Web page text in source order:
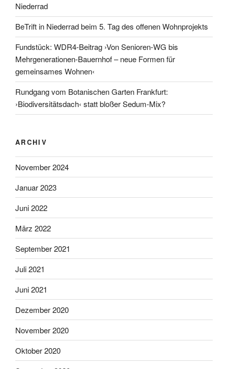
Niederrad
BeTrift in Niederrad beim 5. Tag des offenen Wohnprojekts
Fundstück: WDR4-Beitrag ›Von Senioren-WG bis
Mehrgenerationen-Bauernhof – neue Formen für
gemeinsames Wohnen‹
Rundgang vom Botanischen Garten Frankfurt:
›Biodiversitätsdach‹ statt bloßer Sedum-Mix?
ARCHIV
November 2024
Januar 2023
Juni 2022
März 2022
September 2021
Juli 2021
Juni 2021
Dezember 2020
November 2020
Oktober 2020